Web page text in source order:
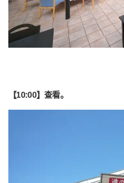
【10:00】查看。